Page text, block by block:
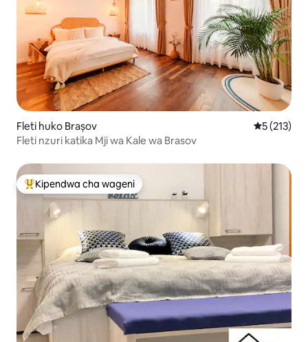
Fleti huko Brașov Ukadiriaji
5 (213)
Fleti nzuri katika Mji wa Kale wa Brasov
Kipendwa maarufu cha wageni
Kipendwa cha wageni